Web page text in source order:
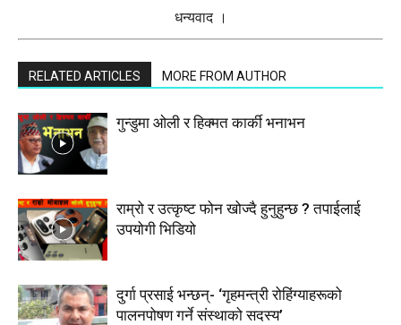
धन्यवाद ।
RELATED ARTICLES MORE FROM AUTHOR
गुन्डुमा ओली र हिक्मत कार्की भनाभन
राम्रो र उत्कृष्ट फोन खोज्दै हुनुहुन्छ ? तपाईलाई
उपयोगी भिडियो
दुर्गा प्रसाई भन्छन्- ‘गृहमन्त्री रोहिंग्याहरूको
पालनपोषण गर्ने संस्थाको सदस्य’